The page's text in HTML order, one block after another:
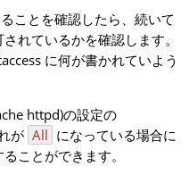
ことを確認したら、続いて
れているかを確認します。
に何が書かれていよう
httpd)の設定の
が All になっている場合に
ことができます。